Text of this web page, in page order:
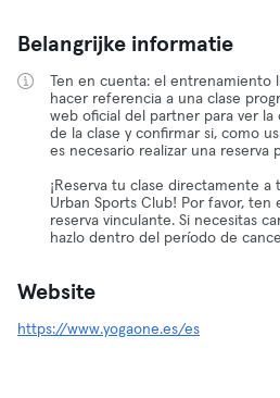
Belangrijke informatie
Ten en cuenta: el
hacer referencia a una clase
web oficial del partner para ver la
de la clase y confirmar si, como
es necesario realizar una reserva
¡Reserva tu clase directamente a
Urban Sports Club! Por favor,
reserva vinculante. Si necesitas
hazlo dentro del período de
Website
https://www.yogaone.es/es